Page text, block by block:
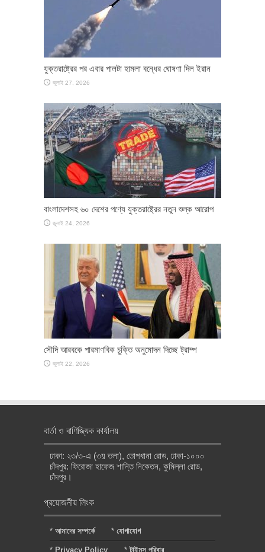
যুক্তরাষ্ট্রের পর এবার পালটা হামলা বন্ধের ঘোষণা দিল ইরান
জুলাই 27, 2026
বাংলাদেশসহ ৬০ দেশের পণ্যে যুক্তরাষ্ট্রের নতুন শুল্ক আরোপ
জুলাই 24, 2026
সৌদি আরবকে পারমাণবিক চুক্তি অনুমোদন দিচ্ছে ট্রাম্প
জুলাই 22, 2026
বার্তা ও বাণিজ্যিক কার্যালয়
ঢাকা: ২৩/৩-এ (৩য় তলা), তোপখানা রোড, ঢাকা-১০০০
চাঁদপুর: ফিরোজা হাফেজ শান্তি নিকেতন, কুমিল্লা রোড,
চাঁদপুর।
প্রয়োজনীয় লিংক
* আমাদের সম্পর্কে * যোগাযোগ
* Privacy Policy *টাইমস পরিবার